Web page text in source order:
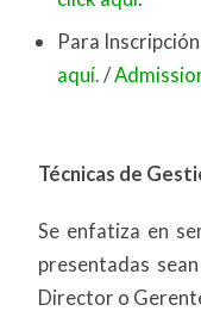
Para
aquí./
Técnicas de
Se enfatiza en
presentadas
Director o